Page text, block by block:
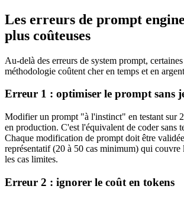
Les erreurs de prompt
plus coûteuses
Au-delà des erreurs de system prompt,
méthodologie coûtent cher en temps et en
Erreur 1 : optimiser le prompt sans
Modifier un prompt "à l'instinct" en testant sur
en production. C'est l'équivalent de coder sans
Chaque modification de prompt doit être
représentatif (20 à 50 cas minimum) qui couvre
les cas limites.
Erreur 2 : ignorer le coût en tokens